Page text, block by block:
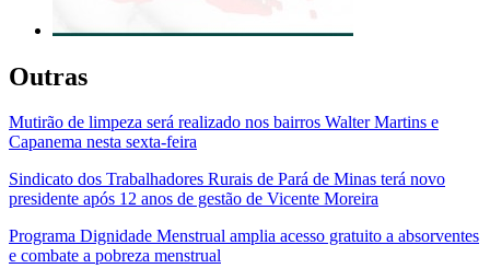
Outras
Mutirão de limpeza será realizado nos bairros Walter Martins e
Capanema nesta sexta-feira
Sindicato dos Trabalhadores Rurais de Pará de Minas terá novo
presidente após 12 anos de gestão de Vicente Moreira
Programa Dignidade Menstrual amplia acesso gratuito a absorventes
e combate a pobreza menstrual